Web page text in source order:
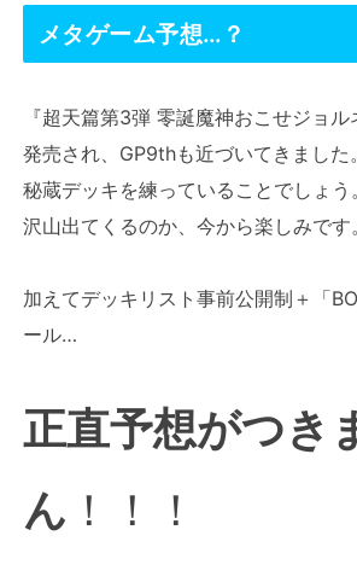
メタゲーム予想…？
『超天篇第3弾 零誕魔神おこせジョ
発売され、GP9thも近づいてきました
秘蔵デッキを練っていることでしょ
沢山出てくるのか、今から楽しみです。
加えてデッキリスト事前公開制＋「
ール…
正直予想がつき
ん ！！！